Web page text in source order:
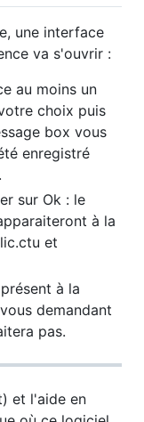
une interface
va s'ouvrir :
au moins un
choix puis
box vous
enregistré
sur Ok : le
à la
et
à la
demandant
pas.
et l'aide en